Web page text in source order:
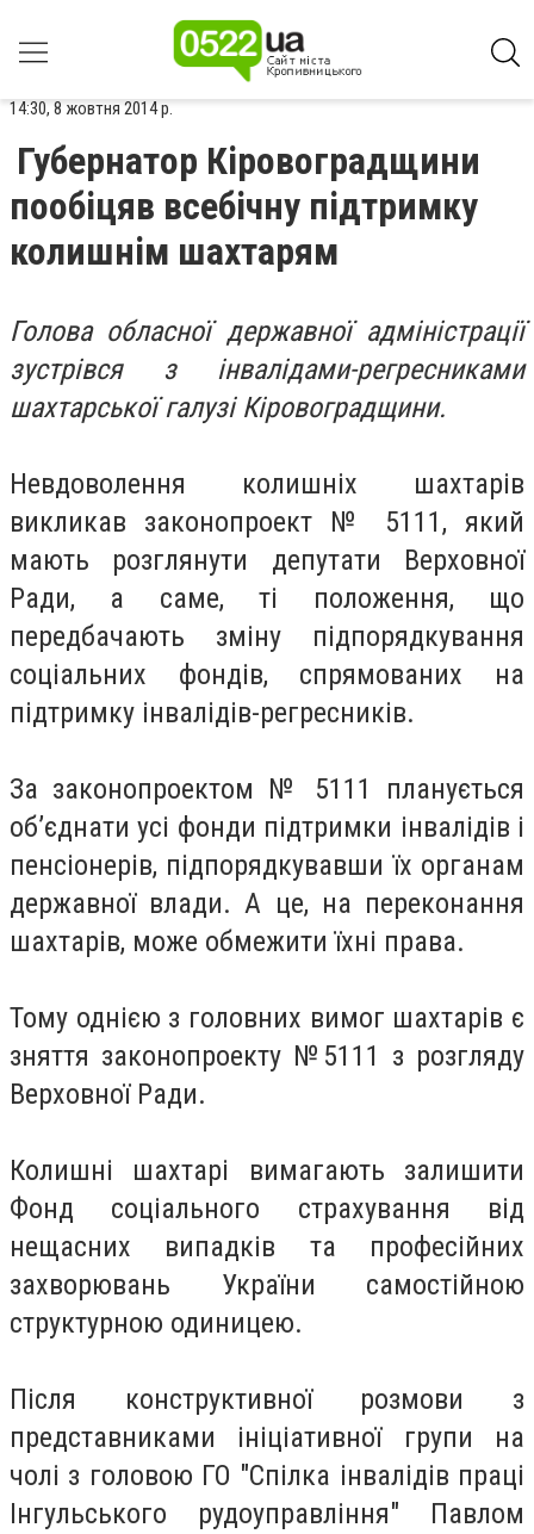
14:30, 8 жовтня 2014 р.
Губернатор Кіровоградщини
пообіцяв всебічну підтримку
колишнім шахтарям
Голова обласної державної адміністрації
зустрівся з інвалідами-регресниками
шахтарської галузі Кіровоградщини.
Невдоволення колишніх шахтарів
викликав законопроект № 5111, який
мають розглянути депутати Верховної
Ради, а саме, ті положення, що
передбачають зміну підпорядкування
соціальних фондів, спрямованих на
підтримку інвалідів-регресників.
За законопроектом № 5111 планується
об’єднати усі фонди підтримки інвалідів і
пенсіонерів, підпорядкувавши їх органам
державної влади. А це, на переконання
шахтарів, може обмежити їхні права.
Тому однією з головних вимог шахтарів є
зняття законопроекту №5111 з розгляду
Верховної Ради.
Колишні шахтарі вимагають залишити
Фонд соціального страхування від
нещасних випадків та професійних
захворювань України самостійною
структурною одиницею.
Після конструктивної розмови з
представниками ініціативної групи на
чолі з головою ГО "Спілка інвалідів праці
Інгульського рудоуправління" Павлом